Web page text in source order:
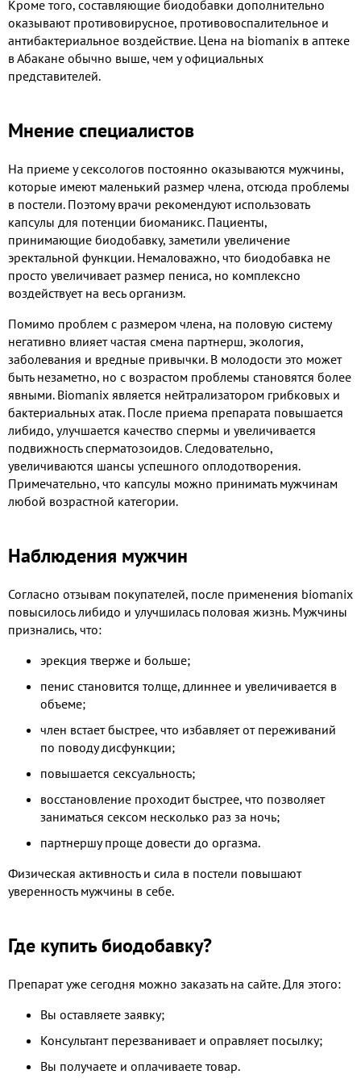
Кроме того, составляющие биодобавки дополнительно
оказывают противовирусное, противовоспалительное и
антибактериальное воздействие. Цена на biomanix в аптеке
в Абакане обычно выше, чем у официальных
представителей.
Мнение специалистов
На приеме у сексологов постоянно оказываются мужчины,
которые имеют маленький размер члена, отсюда проблемы
в постели. Поэтому врачи рекомендуют использовать
капсулы для потенции биоманикс. Пациенты,
принимающие биодобавку, заметили увеличение
эректальной функции. Немаловажно, что биодобавка не
просто увеличивает размер пениса, но комплексно
воздействует на весь организм.
Помимо проблем с размером члена, на половую систему
негативно влияет частая смена партнерш, экология,
заболевания и вредные привычки. В молодости это может
быть незаметно, но с возрастом проблемы становятся более
явными. Biomanix является нейтрализатором грибковых и
бактериальных атак. После приема препарата повышается
либидо, улучшается качество спермы и увеличивается
подвижность сперматозоидов. Следовательно,
увеличиваются шансы успешного оплодотворения.
Примечательно, что капсулы можно принимать мужчинам
любой возрастной категории.
Наблюдения мужчин
Согласно отзывам покупателей, после применения biomanix
повысилось либидо и улучшилась половая жизнь. Мужчины
признались, что:
эрекция тверже и больше;
пенис становится толще, длиннее и увеличивается в
объеме;
член встает быстрее, что избавляет от переживаний
по поводу дисфункции;
повышается сексуальность;
восстановление проходит быстрее, что позволяет
заниматься сексом несколько раз за ночь;
партнершу проще довести до оргазма.
Физическая активность и сила в постели повышают
уверенность мужчины в себе.
Где купить биодобавку?
Препарат уже сегодня можно заказать на сайте. Для этого:
Вы оставляете заявку;
Консультант перезванивает и оправляет посылку;
Вы получаете и оплачиваете товар.